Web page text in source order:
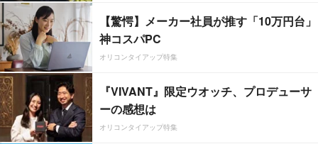
【驚愕】メーカー社員が推す「10万円台」
神コスパPC
オリコンタイアップ特集
『VIVANT』限定ウオッチ、プロデューサ
ーの感想は
オリコンタイアップ特集